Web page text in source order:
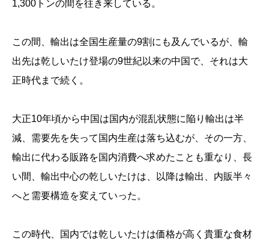
1,300トンの間を往き来している。
この間、輸出は全国生産量の9割にも及んでいるが、輸
出先は乾しいたけ登場の9世紀以来の中国で、それは大
正時代まで続く。
大正10年頃から中国は国内が混乱状態に陥り輸出は半
減、需要先を失って国内生産は落ち込むが、その一方、
輸出に代わる販路を国内消費へ求めたことも重なり、長
い間、輸出中心の乾しいたけは、以降は輸出、内販半々
へと需要構造を変えていった。
この時代、国内では乾しいたけは価格が高く貴重な食材